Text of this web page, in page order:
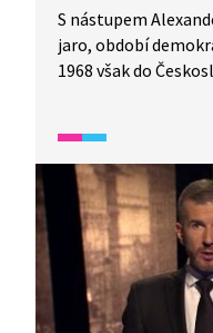
S nástupem
jaro, období
1968 však do
se seznámí s
české historie. Díl
pokročilé žáky